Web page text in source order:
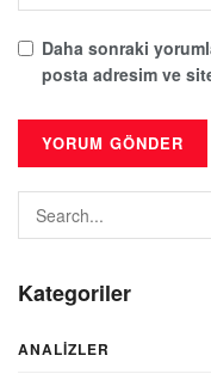
Daha sonraki
posta adresim ve
Kategoriler
ANALIZLER